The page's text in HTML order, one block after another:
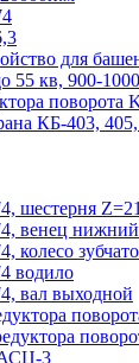
для
55 кв, 900-
поворота
КБ-403,
шестерня Z=21
венец
колесо
водило
вал выходной
3